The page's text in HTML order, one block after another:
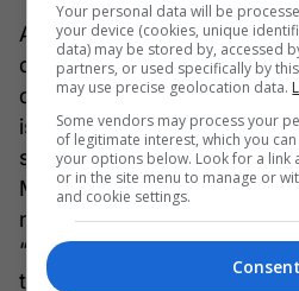
A u sakrifikuan fëmijët si
qytetit? Apo bëhet fjalë për
që kishin vdekur nga
ishin shumë të vegjël kur
shkalla e vdekshmërisë së
MacDonald vë në dukje
ngritura pranë urnave, dhe
“Sepse ai/ajo dëgjoi zërin
tingëllon si një ofertë
Your personal data will be
your device (cookies, unique
data) may be stored by, accessed
partners, or used specifically by
may use precise geolocation data.
Some vendors may process your
of legitimate interest, which you
your options below. Look for a link
or in the site menu to manage or
and cookie settings.
Consent